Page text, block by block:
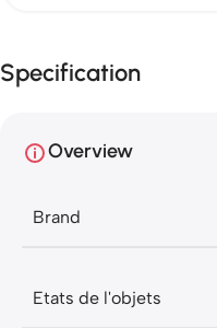
Specification
Overview
Brand
Etats de l'objets